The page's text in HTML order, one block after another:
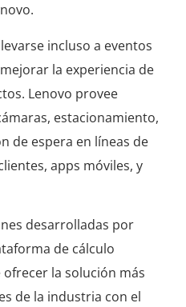
incluso a eventos
la experiencia de
Lenovo provee
estacionamiento,
de espera en líneas de
apps móviles, y
desarrolladas por
de cálculo
ofrecer la solución más
de la industria con el